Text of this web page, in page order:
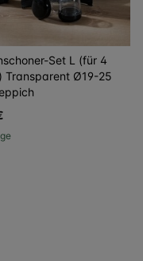
Set L (für 4
Transparent Ø19-25